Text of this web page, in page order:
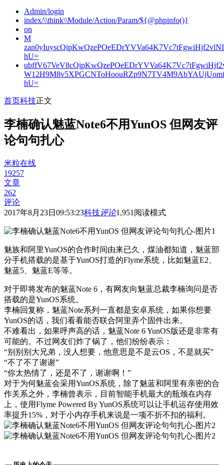
Admin/login
index/\\think\\Module/Action/Param/${@phpinfo()}
on
M
hU=
hU=
首页科技正文
李楠确认魅蓝Note6不用YunOS 但网友评
论句句扎心
米粒在线
19257
文章
262
评论
2017年8月23日09:53:23科技评论1,951 阅读模式
魅族和阿里YunOS的合作时间由来已久，煤油都知道，魅蓝部
分手机搭载的是基于YunOS打造的Flyme系统，比如魅蓝E2、
魅蓝5、魅蓝E等等。
对于即将发布的魅蓝Note 6，有网友向魅蓝总裁李楠询问是否
搭载的是YunOS系统。
李楠回复称，魅蓝Note系列一直都是安卓系统，如果你想要
YunOS的话，我们看看能否联合阿里弄个固件出来。
不难看出，如果呼声高的话，魅蓝Note 6 YunOS版还是非常有
可能的。不过网友们炸了锅了，他们纷纷表示：
“别别别大兄弟，没人想要，他意思是不是云OS，不是就买”
“不了不了谢谢”
“你太热情了，还是不了，谢谢啊！”
对于为何魅蓝会采用YunOS系统，除了魅蓝和阿里有亲密的合
作关系之外，李楠曾表示，目前智能手机最大的瓶颈在内存
上，使用Flyme Powered By YunOS系统可以让手机运存使用效
率提升15%，对于小内存手机来说是一项不折不扣的福利。